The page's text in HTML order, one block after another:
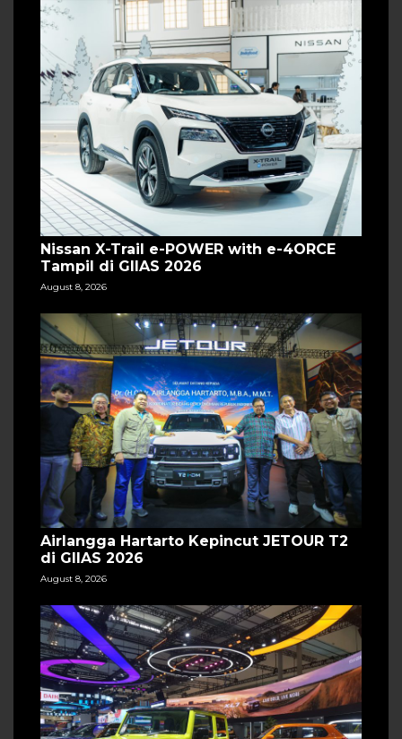
Nissan X-Trail e-POWER with e-4ORCE
Tampil di GIIAS 2026
August 8, 2026
Airlangga Hartarto Kepincut JETOUR T2
di GIIAS 2026
August 8, 2026